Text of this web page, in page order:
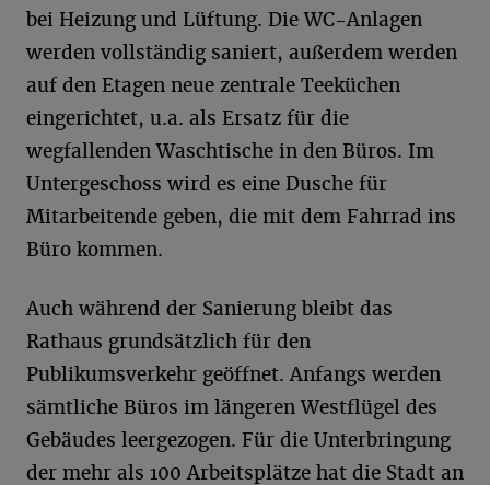
bei Heizung und Lüftung. Die WC-Anlagen
werden vollständig saniert, außerdem werden
auf den Etagen neue zentrale Teeküchen
eingerichtet, u.a. als Ersatz für die
wegfallenden Waschtische in den Büros. Im
Untergeschoss wird es eine Dusche für
Mitarbeitende geben, die mit dem Fahrrad ins
Büro kommen.
Auch während der Sanierung bleibt das
Rathaus grundsätzlich für den
Publikumsverkehr geöffnet. Anfangs werden
sämtliche Büros im längeren Westflügel des
Gebäudes leergezogen. Für die Unterbringung
der mehr als 100 Arbeitsplätze hat die Stadt an